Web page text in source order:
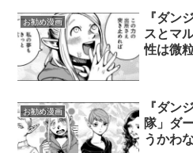
お勧め漫画
『ダン
スとマ
性は微
お勧め漫画
『ダン
隊」ダ
うかわ